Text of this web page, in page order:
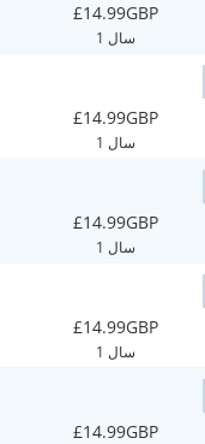
£14.99GBP
1 سال
£14.99GBP
1 سال
£14.99GBP
1 سال
£14.99GBP
1 سال
£14.99GBP